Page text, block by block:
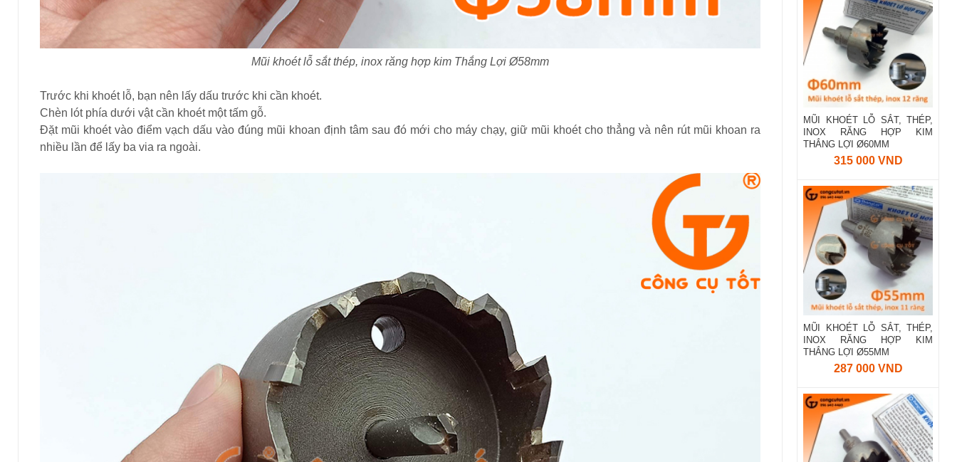
Mũi khoét lỗ sắt thép, inox răng hợp kim Thắng Lợi Ø58mm
Trước khi khoét lỗ, bạn nên lấy dấu trước khi cần khoét.
Chèn lót phía dưới vật cần khoét một tấm gỗ.
Đặt mũi khoét vào điểm vạch dấu vào đúng mũi khoan định tâm sau đó mới cho máy chạy, giữ mũi khoét cho thẳng và nên rút mũi khoan ra
nhiều lần để lấy ba via ra ngoài.
MŨI KHOÉT LỖ SẮT, THÉP,
INOX RĂNG HỢP KIM
THẮNG LỢI Ø60MM
315 000 VND
MŨI KHOÉT LỖ SẮT, THÉP,
INOX RĂNG HỢP KIM
THẮNG LỢI Ø55MM
287 000 VND